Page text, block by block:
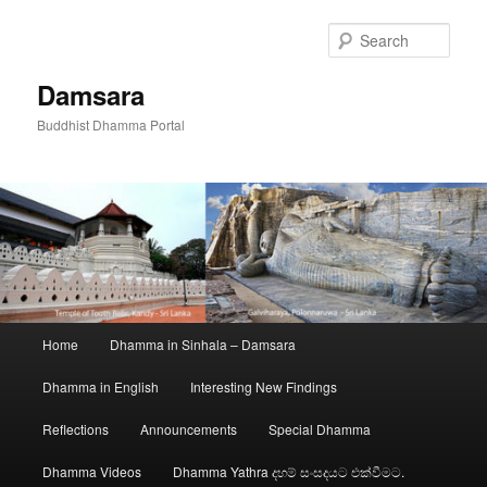
Damsara
Buddhist Dhamma Portal
Home Dhamma in Sinhala – Damsara
Dhamma in English Interesting New Findings
Reflections Announcements Special Dhamma
Dhamma Videos Dhamma Yathra දහම් සංසදයට එක්වීමට.